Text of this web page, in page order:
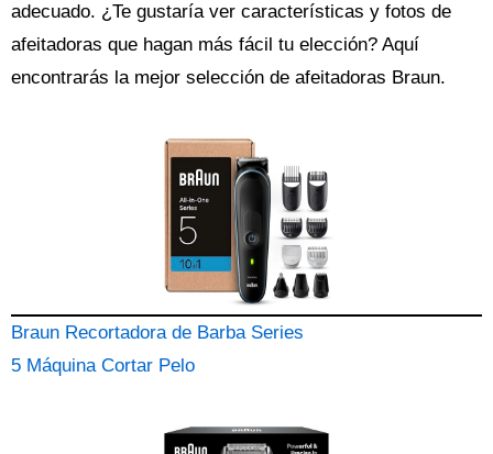
adecuado. ¿Te gustaría ver características y fotos de
afeitadoras que hagan más fácil tu elección? Aquí
encontrarás la mejor selección de afeitadoras Braun.
Braun Recortadora de Barba Series
5 Máquina Cortar Pelo